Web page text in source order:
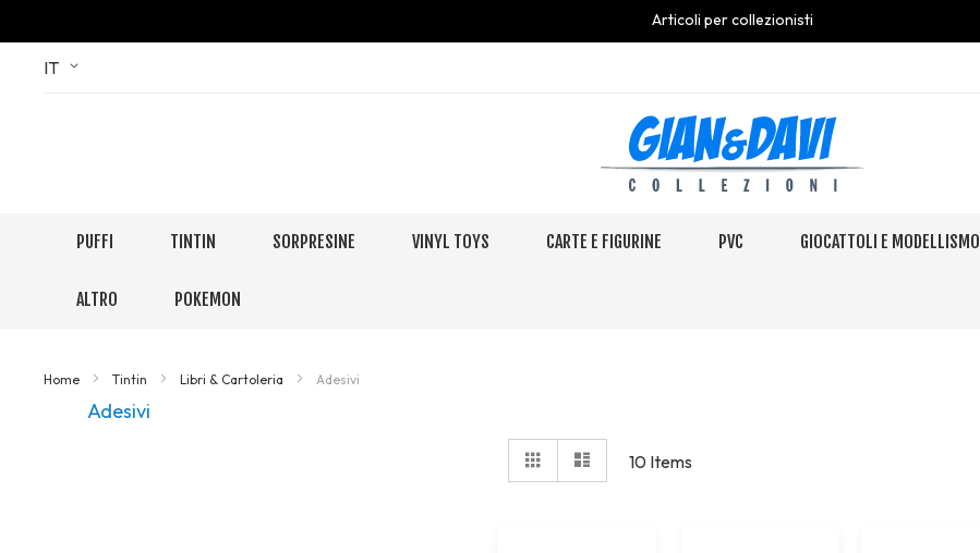
Articoli per collezionisti
Skip
Language
IT
PUFFI TINTIN SORPRESINE VINYL TOYS CARTE E FIGURINE PVC GIOCATTOLI E MODELLISMO
ALTRO POKEMON
Home Tintin Libri & Cartoleria Adesivi
Adesivi
View
as
Grid Elenco
10 Items